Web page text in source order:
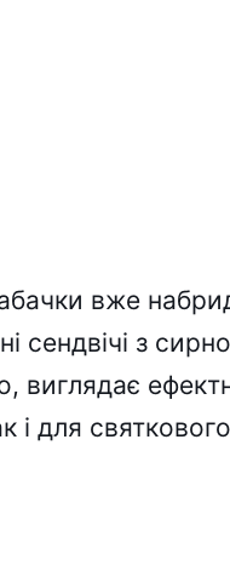
вже
сендвічі з
виглядає
і для